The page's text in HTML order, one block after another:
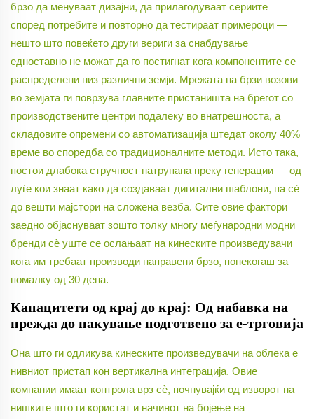
брзо да менуваат дизајни, да прилагодуваат сериите
според потребите и повторно да тестираат примероци —
нешто што повеќето други вериги за снабдување
едноставно не можат да го постигнат кога компонентите се
распределени низ различни земји. Мрежата на брзи возови
во земјата ги поврзува главните пристаништа на брегот со
производствените центри подалеку во внатрешноста, а
складовите опремени со автоматизација штедат околу 40%
време во споредба со традиционалните методи. Исто така,
постои длабока стручност натрупана преку генерации — од
луѓе кои знаат како да создаваат дигитални шаблони, па сè
до вешти мајстори на сложена везба. Сите овие фактори
заедно објаснуваат зошто толку многу меѓународни модни
бренди сѐ уште се ослањаат на кинеските произведувачи
кога им требаат производи направени брзо, понекогаш за
помалку од 30 дена.
Капацитети од крај до крај: Од набавка на
прежда до пакување подготвено за е-трговија
Она што ги одликува кинеските произведувачи на облека е
нивниот пристап кон вертикална интеграција. Овие
компании имаат контрола врз сѐ, почнувајќи од изворот на
нишките што ги користат и начинот на бојење на